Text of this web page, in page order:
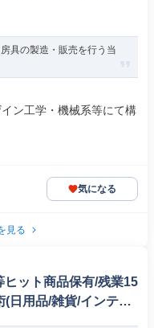
具の製造・販売を行う当
ン工学・機械系等にて構
気になる
見る
ヒット商品保有/残業15
(日用品/雑貨/インテリ